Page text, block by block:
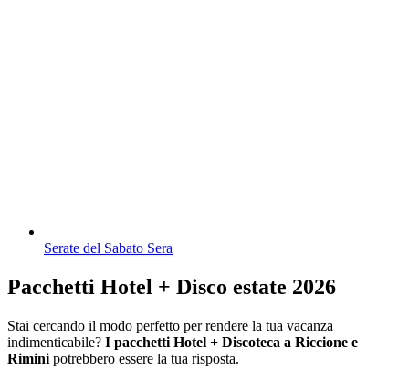
Serate del Sabato Sera
Pacchetti Hotel + Disco estate 2026
Stai cercando il modo perfetto per rendere la tua vacanza
indimenticabile? I pacchetti Hotel + Discoteca a Riccione e
Rimini potrebbero essere la tua risposta.